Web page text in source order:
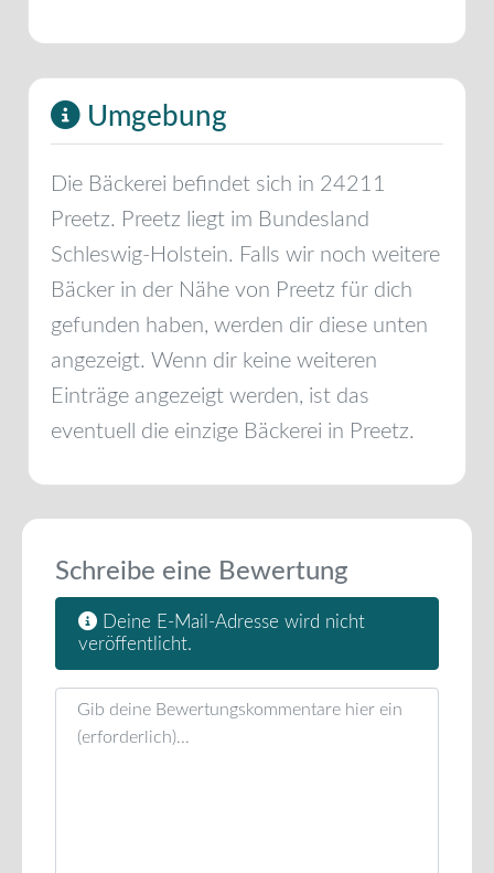
Umgebung
Die Bäckerei befindet sich in 24211
Preetz. Preetz liegt im Bundesland
Schleswig-Holstein. Falls wir noch weitere
Bäcker in der Nähe von Preetz für dich
gefunden haben, werden dir diese unten
angezeigt. Wenn dir keine weiteren
Einträge angezeigt werden, ist das
eventuell die einzige Bäckerei in Preetz.
Schreibe eine Bewertung
Deine E-Mail-Adresse wird nicht
veröffentlicht.
Rezensionstext